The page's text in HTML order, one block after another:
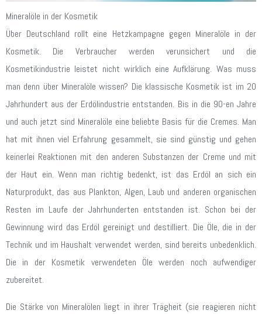
Mineralöle in der Kosmetik
Über Deutschland rollt eine Hetzkampagne gegen Mineralöle in der
Kosmetik. Die Verbraucher werden verunsichert und die
Kosmetikindustrie leistet nicht wirklich eine Aufklärung. Was muss
man denn über Mineralöle wissen? Die klassische Kosmetik ist im 20
Jahrhundert aus der Erdölindustrie entstanden. Bis in die 90-en Jahre
und auch jetzt sind Mineralöle eine beliebte Basis für die Cremes. Man
hat mit ihnen viel Erfahrung gesammelt, sie sind günstig und gehen
keinerlei Reaktionen mit den anderen Substanzen der Creme und mit
der Haut ein. Wenn man richtig bedenkt, ist das Erdöl an sich ein
Naturprodukt, das aus Plankton, Algen, Laub und anderen organischen
Resten im Laufe der Jahrhunderten entstanden ist. Schon bei der
Gewinnung wird das Erdöl gereinigt und destilliert. Die Öle, die in der
Technik und im Haushalt verwendet werden, sind bereits unbedenklich.
Die in der Kosmetik verwendeten Öle werden noch aufwendiger
zubereitet.
Die Stärke von Mineralölen liegt in ihrer Trägheit (sie reagieren nicht